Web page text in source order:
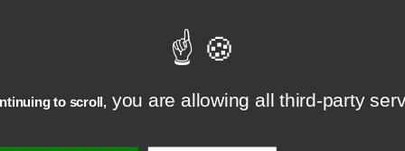
to scroll, you are allowing all third-party